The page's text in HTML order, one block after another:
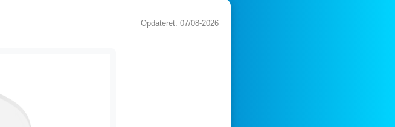
Opdateret: 07/08-2026